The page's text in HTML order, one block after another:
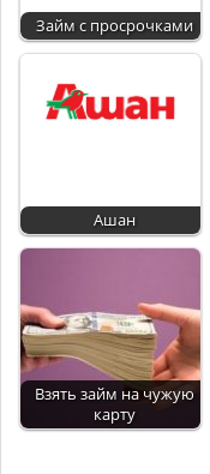
Займ с просрочками
Ашан
Взять займ на чужую
карту